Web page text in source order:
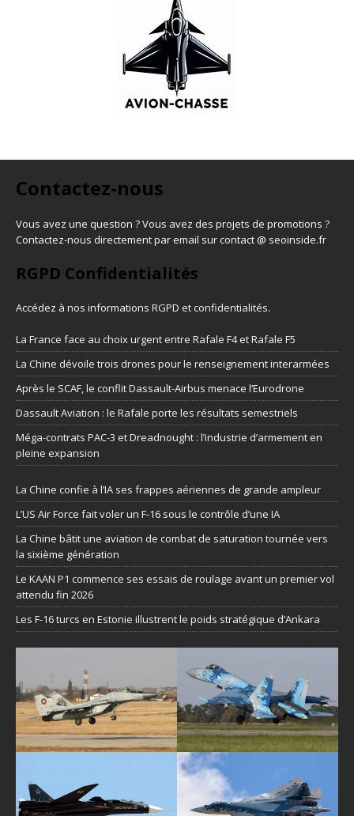
Contactez-nous
Vous avez une question ? Vous avez des projets de promotions ?
Contactez-nous directement par email sur contact @ seoinside.fr
RGPD Confidentialités
Accédez à nos informations RGPD et confidentialités.
La France face au choix urgent entre Rafale F4 et Rafale F5
La Chine dévoile trois drones pour le renseignement interarmées
Après le SCAF, le conflit Dassault-Airbus menace l’Eurodrone
Dassault Aviation : le Rafale porte les résultats semestriels
Méga-contrats PAC-3 et Dreadnought : l’industrie d’armement en
pleine expansion
La Chine confie à l’IA ses frappes aériennes de grande ampleur
L’US Air Force fait voler un F-16 sous le contrôle d’une IA
La Chine bâtit une aviation de combat de saturation tournée vers
la sixième génération
Le KAAN P1 commence ses essais de roulage avant un premier vol
attendu fin 2026
Les F-16 turcs en Estonie illustrent le poids stratégique d’Ankara